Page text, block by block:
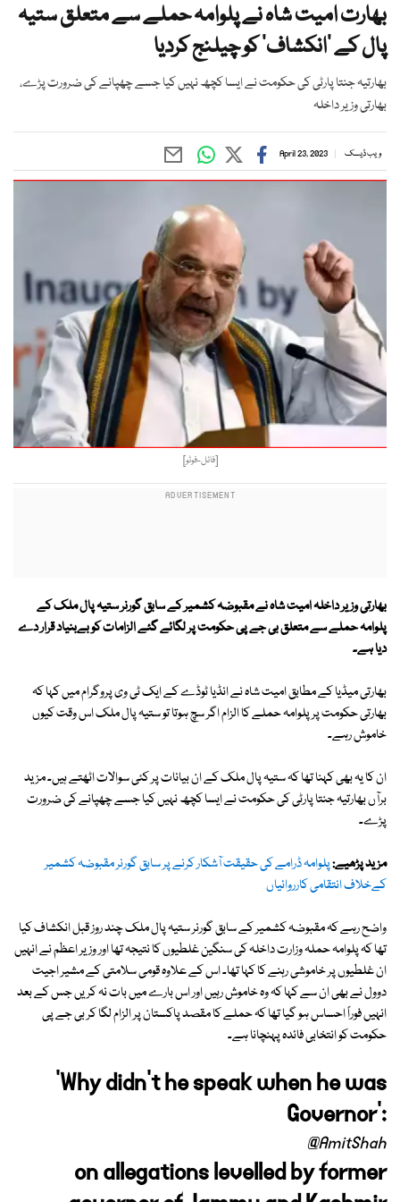
بھارت امیت شاہ نے پلوامہ حملے سے متعلق ستیہ
پال کے ’انکشاف‘ کو چیلنج کردیا
بھارتیہ جنتا پارٹی کی حکومت نے ایسا کچھ نہیں کیا جسے چھپانے کی ضرورت پڑے،
بھارتی وزیر داخلہ
ویب ڈیسک April 23, 2023
[فائل-فوٹو]
بھارتی وزیر داخلہ امیت شاہ نے مقبوضہ کشمیر کے سابق گورنر ستیہ پال ملک کے
پلوامہ حملے سے متعلق بی جے پی حکومت پر لگائے گئے الزامات کو بےبنیاد قرار دے
دیا ہے۔
بھارتی میڈیا کے مطابق امیت شاہ نے انڈیا ٹوڈے کے ایک ٹی وی پروگرام میں کہا کہ
بھارتی حکومت پر پلوامہ حملے کا الزام اگر سچ ہوتا تو ستیہ پال ملک اس وقت کیوں
خاموش رہے۔
ان کا یہ بھی کہنا تھا کہ ستیہ پال ملک کے ان بیانات پر کئی سوالات اٹھتے ہیں۔ مزید
برآں بھارتیہ جنتا پارٹی کی حکومت نے ایسا کچھ نہیں کیا جسے چھپانے کی ضرورت
پڑے۔
مزید پڑھیے:پلوامہ ڈرامے کی حقیقت آشکار کرنے پر سابق گورنر مقبوضہ کشمیر
کےخلاف انتقامی کارروائیاں
واضح رہے کہ مقبوضہ کشمیر کے سابق گورنر ستیہ پال ملک چند روز قبل انکشاف کیا
تھا کہ پلوامہ حملہ وزارت داخلہ کی سنگین غلطیوں کا نتیجہ تھا اور وزیر اعظم نے انہیں
ان غلطیوں پر خاموشی رہنے کا کہا تھا۔ اس کے علاوہ قومی سلامتی کے مشیر اجیت
دوول نے بھی ان سے کہا کہ وہ خاموش رہیں اور اس بارے میں بات نہ کریں جس کے بعد
انہیں فوراً احساس ہو گیا تھا کہ حملے کا مقصد پاکستان پر الزام لگا کر بی جے پی
حکومت کو انتخابی فائدہ پہنچانا ہے۔
'Why didn't he speak when he was
Governor':
@AmitShah
on allegations levelled by former